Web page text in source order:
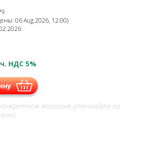
06 Aug 2026, 12:00)
НДС 5%
магазине уточняйте по